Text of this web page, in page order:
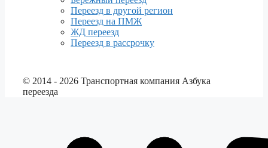
Переезд в другой регион
Переезд на ПМЖ
ЖД переезд
Переезд в рассрочку
© 2014 - 2026 Транспортная компания Азбука
переезда